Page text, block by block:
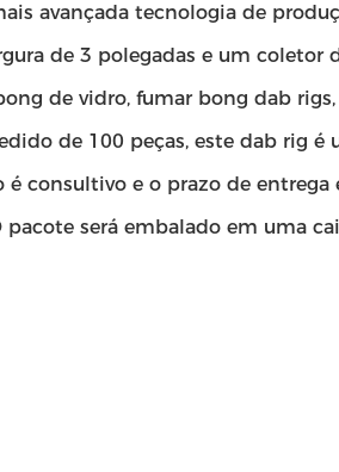
avançada tecnologia de
de 3 polegadas e um coletor
de vidro, fumar bong dab
de 100 peças, este dab rig é
consultivo e o prazo de entrega
pacote será embalado em uma